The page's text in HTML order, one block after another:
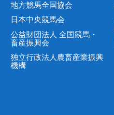
地方競馬全国協会
日本中央競馬会
公益財団法人 全国競馬・
畜産振興会
独立行政法人農畜産業振興
機構